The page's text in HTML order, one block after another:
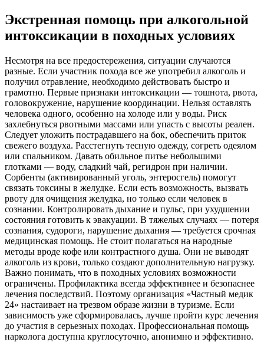
Экстренная помощь при алкогольной
интоксикации в походных условиях
Несмотря на все предостережения, ситуации случаются
разные. Если участник похода все же употребил алкоголь и
получил отравление, необходимо действовать быстро и
грамотно. Первые признаки интоксикации — тошнота, рвота,
головокружение, нарушение координации. Нельзя оставлять
человека одного, особенно на холоде или у воды. Риск
захлебнуться рвотными массами или упасть с высоты реален.
Следует уложить пострадавшего на бок, обеспечить приток
свежего воздуха. Расстегнуть тесную одежду, согреть одеялом
или спальником. Давать обильное питье небольшими
глотками — воду, сладкий чай, регидрон при наличии.
Сорбенты (активированный уголь, энтеросгель) помогут
связать токсины в желудке. Если есть возможность, вызвать
рвоту для очищения желудка, но только если человек в
сознании. Контролировать дыхание и пульс, при ухудшении
состояния готовить к эвакуации. В тяжелых случаях — потеря
сознания, судороги, нарушение дыхания — требуется срочная
медицинская помощь. Не стоит полагаться на народные
методы вроде кофе или контрастного душа. Они не выводят
алкоголь из крови, только создают дополнительную нагрузку.
Важно понимать, что в походных условиях возможности
ограничены. Профилактика всегда эффективнее и безопаснее
лечения последствий. Поэтому организация «Частный медик
24» настаивает на трезвом образе жизни в туризме. Если
зависимость уже сформировалась, лучше пройти курс лечения
до участия в серьезных походах. Профессиональная помощь
нарколога доступна круглосуточно, анонимно и эффективно.